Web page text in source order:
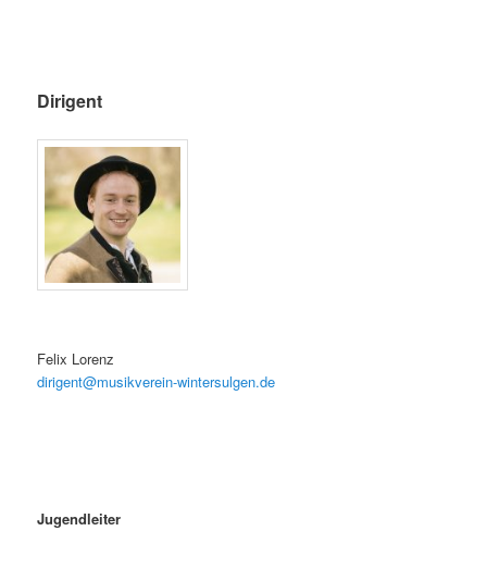
Dirigent
Felix Lorenz
dirigent@musikverein-wintersulgen.de
Jugendleiter